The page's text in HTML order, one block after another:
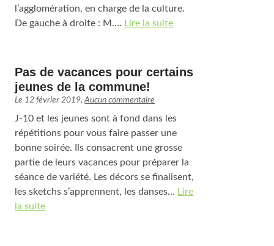
l’agglomération, en charge de la culture.
De gauche à droite : M…. Lire la suite
Pas de vacances pour certains
jeunes de la commune!
Le 12 février 2019,Aucun commentaire
J-10 et les jeunes sont à fond dans les
répétitions pour vous faire passer une
bonne soirée. Ils consacrent une grosse
partie de leurs vacances pour préparer la
séance de variété. Les décors se finalisent,
les sketchs s’apprennent, les danses… Lire
la suite